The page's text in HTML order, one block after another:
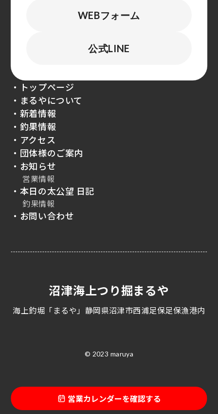
営業カレンダーを確認する
WEBフォーム
公式LINE
・トップページ
・まるやについて
・新着情報
・釣果情報
・アクセス
・団体様のご案内
・お知らせ
営業情報
・本日の太公望 日記
釣果情報
・お問い合わせ
沼津海上つり掘まるや
海上釣堀「まるや」静岡県沼津市西浦足保足保漁港内
© 2023 maruya